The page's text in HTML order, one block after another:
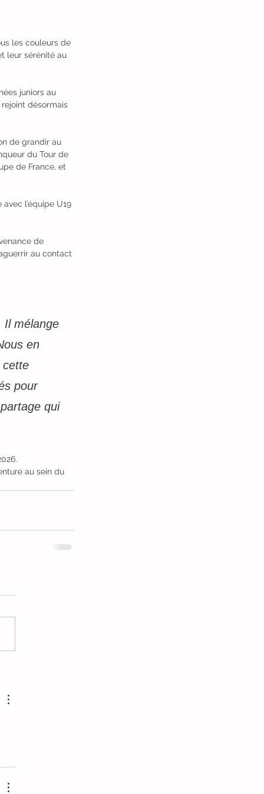
les couleurs de
leur sérénité au
juniors au
désormais
de grandir au
du Tour de
de France, et
l’équipe U19
de
au contact
Il mélange
en
cette
pour
qui
au sein du